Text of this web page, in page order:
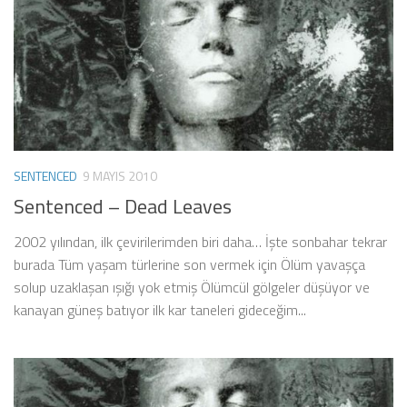
SENTENCED 9 MAYIS 2010
Sentenced – Dead Leaves
2002 yılından, ilk çevirilerimden biri daha… İşte sonbahar tekrar
burada Tüm yaşam türlerine son vermek için Ölüm yavaşça
solup uzaklaşan ışığı yok etmiş Ölümcül gölgeler düşüyor ve
kanayan güneş batıyor ilk kar taneleri gideceğim...